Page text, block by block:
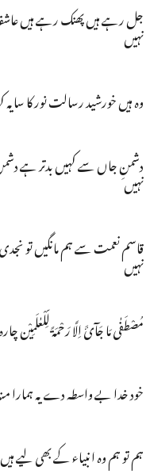
جل رہے ہیں پھنک رہے ہیں
نہیں
وہ ہیں خورشید رسالت نور کا
دشمنِ جاں سے کہیں بدتر ہے
نہیں
قاسم نعمت سے ہم مانگیں تو نجدی
نہیں
مُصْطَفٰی مَا جَآئَ اِلَّا رَحْمَۃً لِّلْعٰلَمِیْن
خود خدا بے واسطہ دے یہ ہمارا
ہم تو ہم وہ انبیاء کے بھی لیے